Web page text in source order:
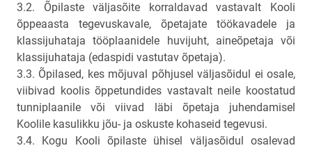
3.2. Õpilaste väljasõite korraldavad vastavalt Kooli
õppeaasta tegevuskavale, õpetajate töökavadele ja
klassijuhataja tööplaanidele huvijuht, aineõpetaja või
klassijuhataja (edaspidi vastutav õpetaja).
3.3. Õpilased, kes mõjuval põhjusel väljasõidul ei osale,
viibivad koolis õppetundides vastavalt neile koostatud
tunniplaanile või viivad läbi õpetaja juhendamisel
Koolile kasulikku jõu- ja oskuste kohaseid tegevusi.
3.4. Kogu Kooli õpilaste ühisel väljasõidul osalevad